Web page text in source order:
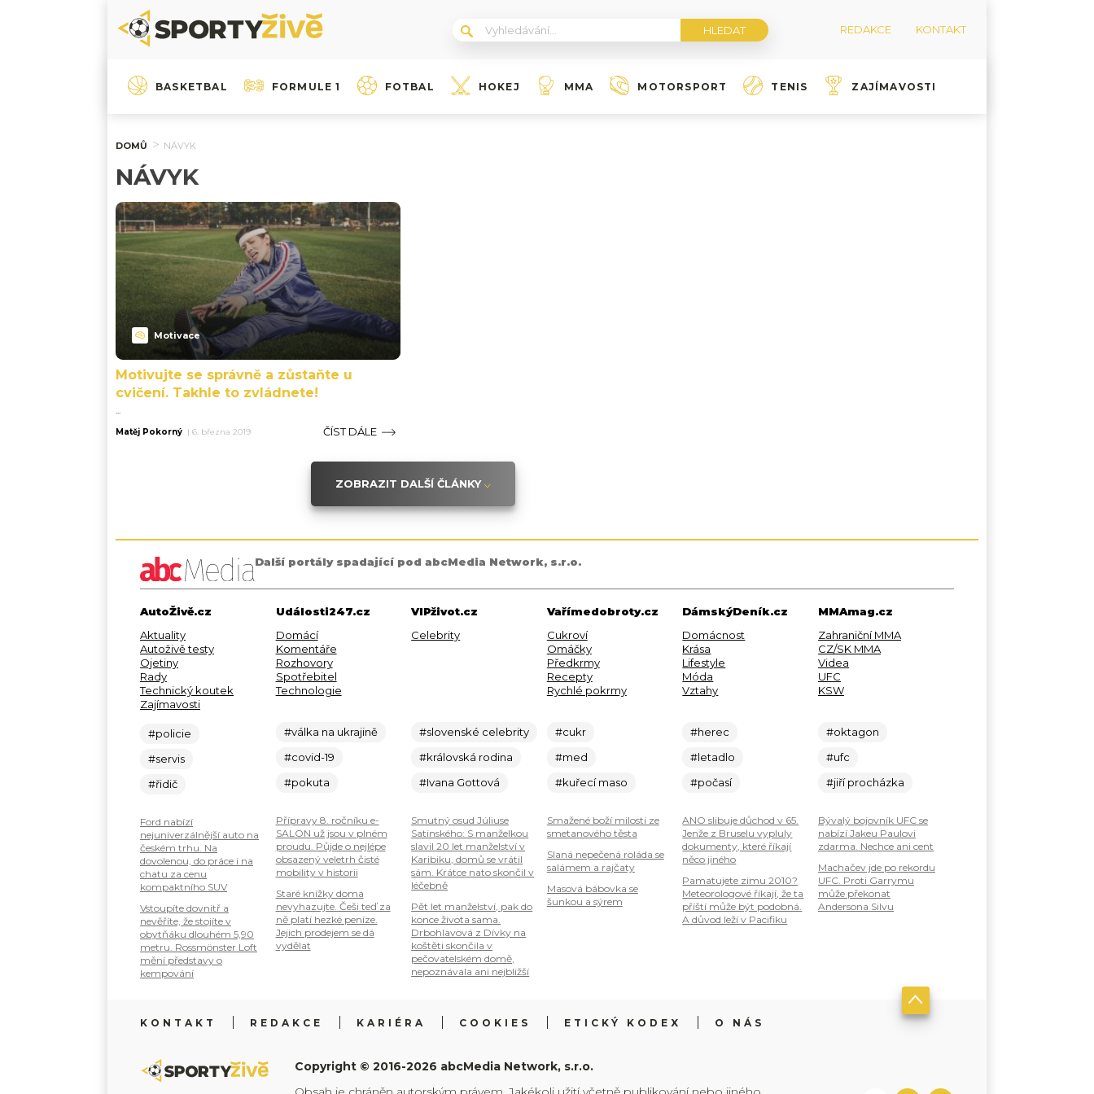
REDAKCE KONTAKT
BASKETBAL FORMULE 1 FOTBAL HOKEJ MMA MOTORSPORT TENIS ZAJÍMAVOSTI
DOMŮ NÁVYK
NÁVYK
Motivace
Motivujte se správně a zůstaňte u
cvičení. Takhle to zvládnete!
...
Matěj Pokorný | 6. března 2019 ČÍST DÁLE
ZOBRAZIT DALŠÍ ČLÁNKY
Další portály spadající pod abcMedia Network, s.r.o.
AutoŽivě.cz
Aktuality
Autoživě testy
Ojetiny
Rady
Technický koutek
Zajímavosti
#policie
#servis
#řidič
Ford nabízí
nejuniverzálnější auto na
českém trhu. Na
dovolenou, do práce i na
chatu za cenu
kompaktního SUV
Vstoupíte dovnitř a
nevěříte, že stojíte v
obytňáku dlouhém 5,90
metru. Rossmönster Loft
mění představy o
kempování
Události247.cz
Domácí
Komentáře
Rozhovory
Spotřebitel
Technologie
#válka na ukrajině
#covid-19
#pokuta
Přípravy 8. ročníku e-
SALON už jsou v plném
proudu. Půjde o nejlépe
obsazený veletrh čisté
mobility v historii
Staré knížky doma
nevyhazujte. Češi teď za
ně platí hezké peníze.
Jejich prodejem se dá
vydělat
VIPživot.cz
Celebrity
#slovenské celebrity
#královská rodina
#Ivana Gottová
Smutný osud Júliuse
Satinského: S manželkou
slavil 20 let manželství v
Karibiku, domů se vrátil
sám. Krátce nato skončil v
léčebně
Pět let manželství, pak do
konce života sama.
Drbohlavová z Dívky na
koštěti skončila v
pečovatelském domě,
nepoznávala ani nejbližší
Vařímedobroty.cz
Cukroví
Omáčky
Předkrmy
Recepty
Rychlé pokrmy
#cukr
#med
#kuřecí maso
Smažené boží milosti ze
smetanového těsta
Slaná nepečená roláda se
salámem a rajčaty
Masová bábovka se
šunkou a sýrem
DámskýDeník.cz
Domácnost
Krása
Lifestyle
Móda
Vztahy
#herec
#letadlo
#počasí
ANO slibuje důchod v 65.
Jenže z Bruselu vypluly
dokumenty, které říkají
něco jiného
Pamatujete zimu 2010?
Meteorologové říkají, že ta
příští může být podobná.
A důvod leží v Pacifiku
MMAmag.cz
Zahraniční MMA
CZ/SK MMA
Videa
UFC
KSW
#oktagon
#ufc
#jiří procházka
Bývalý bojovník UFC se
nabízí Jakeu Paulovi
zdarma. Nechce ani cent
Machačev jde po rekordu
UFC. Proti Garrymu
může překonat
Andersona Silvu
KONTAKT REDAKCE KARIÉRA COOKIES ETICKÝ KODEX O NÁS
Copyright © 2016-2026 abcMedia Network, s.r.o.